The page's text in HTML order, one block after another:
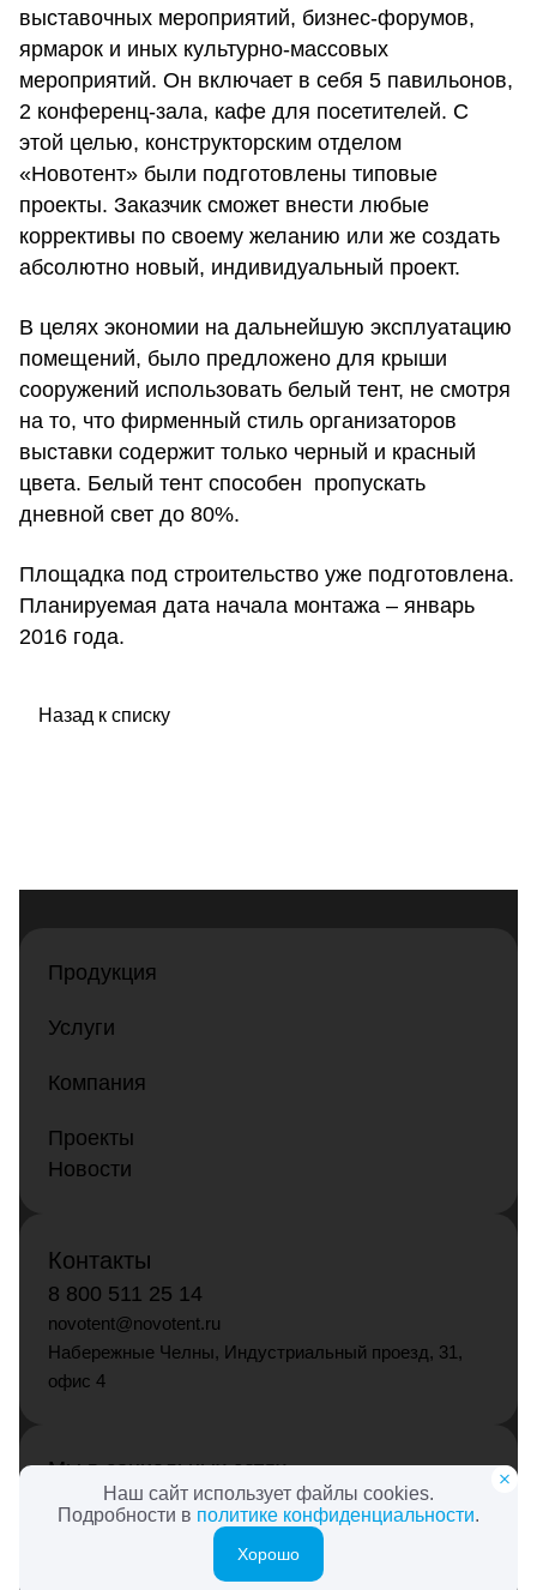
выставочных мероприятий, бизнес-форумов,
ярмарок и иных культурно-массовых
мероприятий. Он включает в себя 5 павильонов,
2 конференц-зала, кафе для посетителей. С
этой целью, конструкторским отделом
«Новотент» были подготовлены типовые
проекты. Заказчик сможет внести любые
коррективы по своему желанию или же создать
абсолютно новый, индивидуальный проект.
В целях экономии на дальнейшую эксплуатацию
помещений, было предложено для крыши
сооружений использовать белый тент, не смотря
на то, что фирменный стиль организаторов
выставки содержит только черный и красный
цвета. Белый тент способен пропускать
дневной свет до 80%.
Площадка под строительство уже подготовлена.
Планируемая дата начала монтажа – январь
2016 года.
Назад к списку
Наш сайт использует файлы cookies.
Подробности в политике конфиденциальности.
Хорошо
Продукция
Услуги
Компания
Проекты
Новости
Контакты
8 800 511 25 14
novotent@novotent.ru
Набережные Челны, Индустриальный проезд, 31,
офис 4
Мы в социальных сетях